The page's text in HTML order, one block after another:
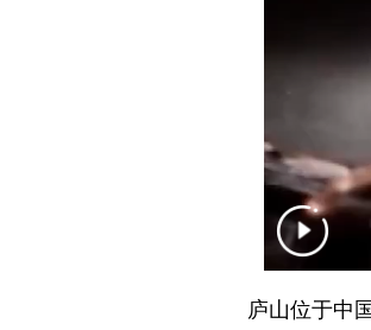
庐山位于中国